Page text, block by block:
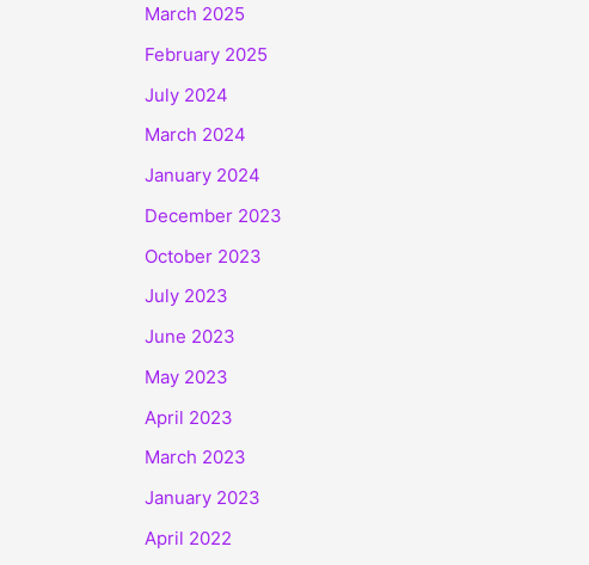
March 2025
February 2025
July 2024
March 2024
January 2024
December 2023
October 2023
July 2023
June 2023
May 2023
April 2023
March 2023
January 2023
April 2022